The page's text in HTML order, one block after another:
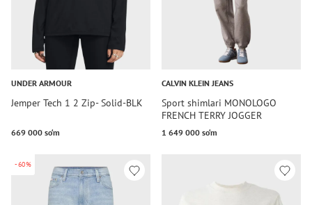
UNDER ARMOUR
Jemper Tech 1 2 Zip- Solid-BLK
669 000 so‘m
CALVIN KLEIN JEANS
Sport shimlari MONOLOGO
FRENCH TERRY JOGGER
1 649 000 so‘m
-60%